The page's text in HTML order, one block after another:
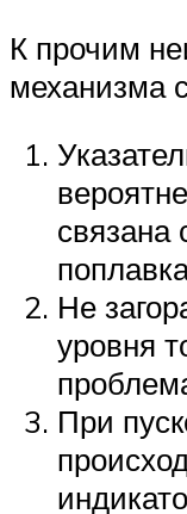
К прочим
механизма
связана
Не
уровня
При